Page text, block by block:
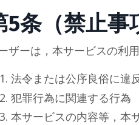
5条（禁止事
ザーは，本サービスの利
法令または公序良俗に違
犯罪行為に関連する行為
本サービスの内容等，本